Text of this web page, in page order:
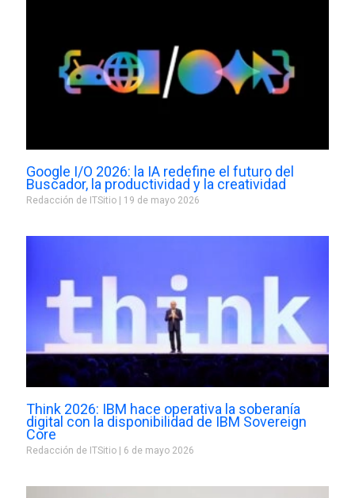
Google I/O 2026: la IA redefine el futuro del
Buscador, la productividad y la creatividad
Redacción de ITSitio 19 de mayo 2026
Think 2026: IBM hace operativa la soberanía
digital con la disponibilidad de IBM Sovereign
Core
Redacción de ITSitio 6 de mayo 2026